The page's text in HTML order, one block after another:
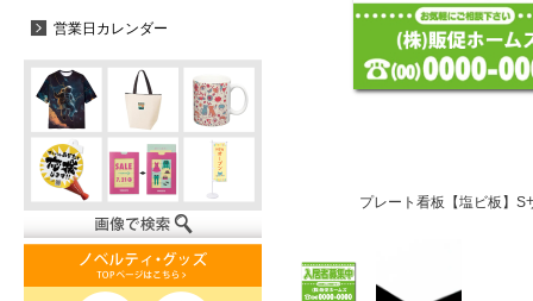
プレート看板【塩ビ板】S
営業日カレンダー